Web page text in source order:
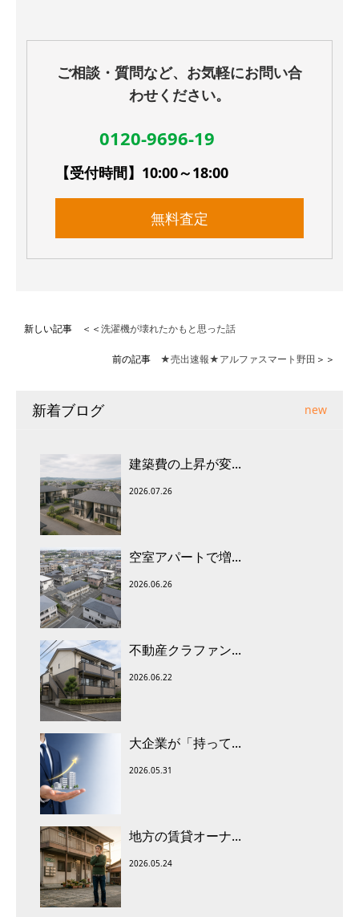
ご相談・質問など、お気軽にお問い合
わせください。
0120-9696-19
【受付時間】10:00～18:00
無料査定
新しい記事 ＜＜洗濯機が壊れたかもと思った話
前の記事 ★売出速報★アルファスマート野田 ＞＞
新着ブログ new
建築費の上昇が変...
2026.07.26
空室アパートで増...
2026.06.26
不動産クラファン...
2026.06.22
大企業が「持って...
2026.05.31
地方の賃貸オーナ...
2026.05.24